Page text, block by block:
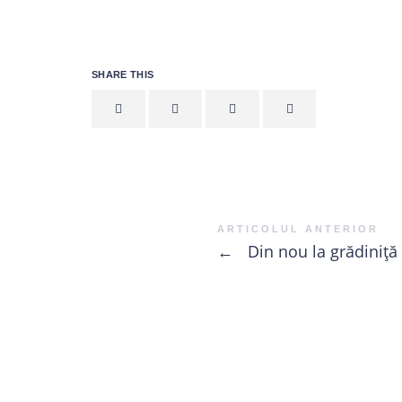
SHARE THIS
ARTICOLUL ANTERIOR
← Din nou la grădiniță